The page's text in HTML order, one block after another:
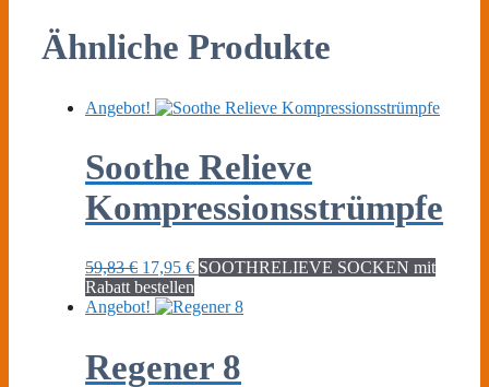
Ähnliche Produkte
Angebot!
Soothe Relieve
Kompressionsstrümpfe
59,83€ Ursprünglicher
Preis
war:
17,95 €Aktueller
ist:
SOOTHRELIEVE SOCKEN mit
Rabatt bestellen
Angebot!
Regener 8